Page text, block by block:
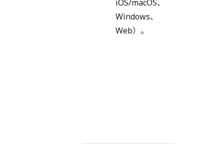
iOS/macOS、
Windows、
Web）。